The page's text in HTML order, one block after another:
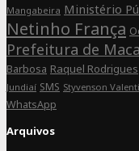
Mangabeira Ministério
Netinho França
Prefeitura de
Barbosa Raquel Rodrigues
Jundiaí SMS Styvenson
WhatsApp
Arquivos